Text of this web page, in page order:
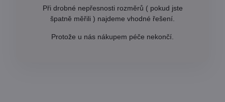
Při drobné nepřesnosti rozměrů ( pokud jste
špatně měřili ) najdeme vhodné řešení.
Protože u nás nákupem péče nekončí.